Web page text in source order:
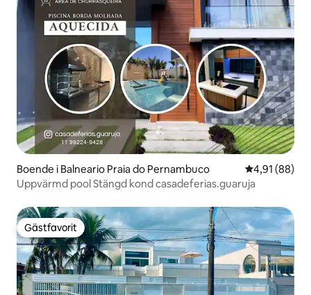
Boende i Balneario Praia do Pernambuco 4,91 av 5 i
4,91 (88)
Uppvärmd pool Stängd kond casadeferias.guaruja
Gästfavorit
Gästfavorit